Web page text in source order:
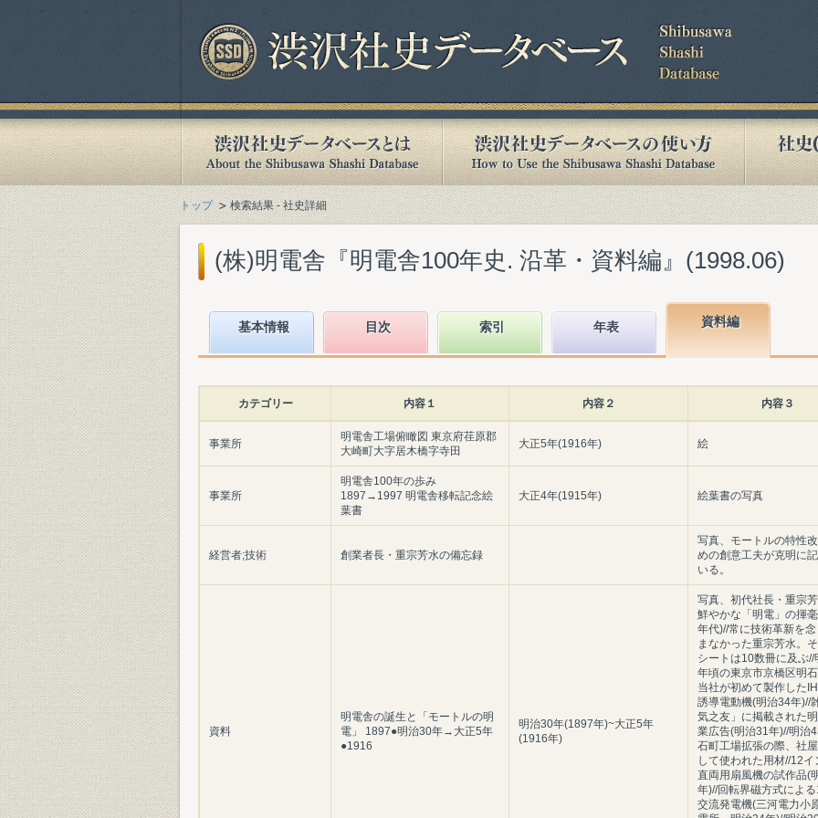
トップ 検索結果 - 社史詳細
(株)明電舎『明電舎100年史. 沿革・資料編』(1998.06)
基本情報 目次 索引 年表 資料編
カテゴリー 内容１ 内容２ 内容３
事業所
明電舎工場俯瞰図 東京府荏原郡
大崎町大字居木橋字寺田
大正5年(1916年) 絵
事業所
明電舎100年の歩み
1897→1997 明電舎移転記念絵
葉書
大正4年(1915年) 絵葉書の写真
経営者;技術 創業者長・重宗芳水の備忘録
写真、モートルの特性
めの創意工夫が克明に
いる。
資料
明電舎の誕生と「モートルの明
電」 1897●明治30年→大正5年
●1916
明治30年(1897年)~大正5年
(1916年)
写真、初代社長・重宗
鮮やかな「明電」の揮
年代)//常に技術革新を
まなかった重宗芳水。
シートは10数冊に及ぶ//
年頃の東京市京橋区明
当社が初めて製作した
誘導電動機(明治34年)//
気之友」に掲載された
業広告(明治31年)//明治
石町工場拡張の際、社
して使われた用材//12イ
直両用扇風機の試作品(
年)//回転界磁方式によ
交流発電機(三河電力小